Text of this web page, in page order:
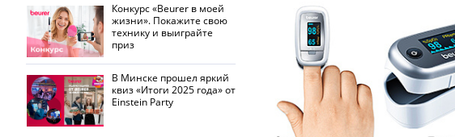
Конкурс «Beurer в моей
жизни». Покажите свою
технику и выиграйте
приз
В Минске прошел яркий
квиз «Итоги 2025 года» от
Einstein Party